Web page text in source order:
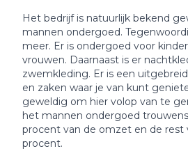
Het bedrijf is natuurlijk bekend
mannen ondergoed.
meer. Er is ondergoed voor
vrouwen. Daarnaast is er
zwemkleding. Er is een
en zaken waar je van kunt
geweldig om hier volop van te
het mannen ondergoed
procent van de omzet en de rest
procent.